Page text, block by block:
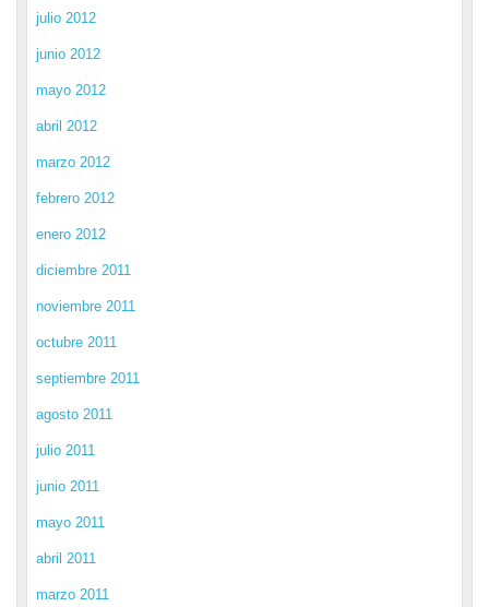
julio 2012
junio 2012
mayo 2012
abril 2012
marzo 2012
febrero 2012
enero 2012
diciembre 2011
noviembre 2011
octubre 2011
septiembre 2011
agosto 2011
julio 2011
junio 2011
mayo 2011
abril 2011
marzo 2011